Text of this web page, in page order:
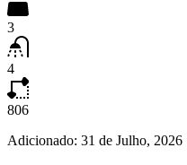
3
4
806
Adicionado: 31 de Julho, 2026